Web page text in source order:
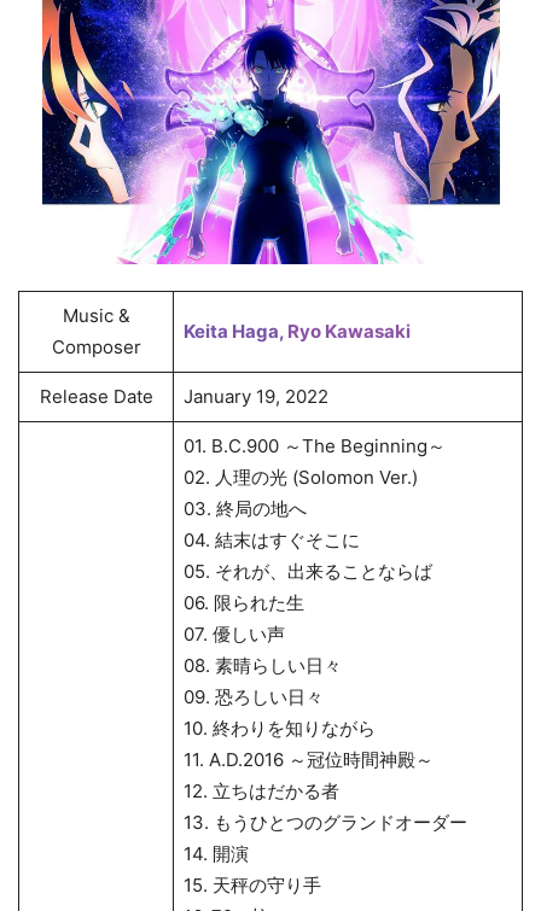
Music &
Composer
Keita Haga, Ryo Kawasaki
Release Date January 19, 2022
01. B.C.900 ～The Beginning～
02. 人理の光 (Solomon Ver.)
03. 終局の地へ
04. 結末はすぐそこに
05. それが、出来ることならば
06. 限られた生
07. 優しい声
08. 素晴らしい日々
09. 恐ろしい日々
10. 終わりを知りながら
11. A.D.2016 ～冠位時間神殿～
12. 立ちはだかる者
13. もうひとつのグランドオーダー
14. 開演
15. 天秤の守り手